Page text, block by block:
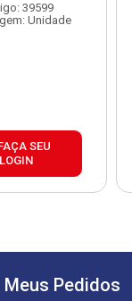
39599
Unidade
SEU
LOGIN
Meus Pedidos